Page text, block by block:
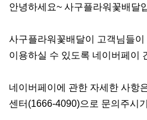
안녕하세요~ 사구플라워꽃배달
사구플라워꽃배달이 고객님들
이용하실 수 있도록 네이버페이
네이버페이에 관한 자세한 사항
센터(1666-4090)으로 문의주시